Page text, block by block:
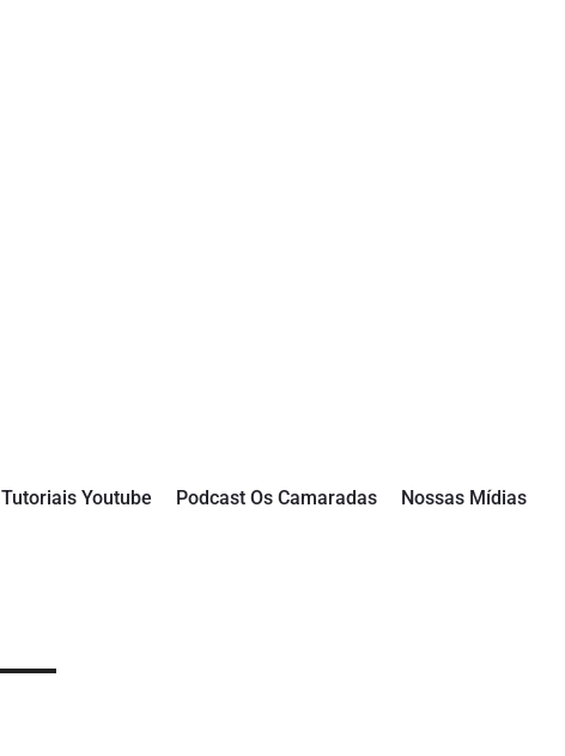
Tutoriais Youtube Podcast Os Camaradas Nossas Mídias